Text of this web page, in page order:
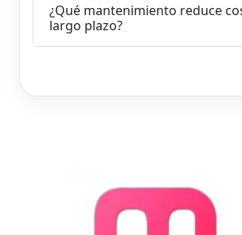
¿Qué mantenimiento reduce
largo plazo?